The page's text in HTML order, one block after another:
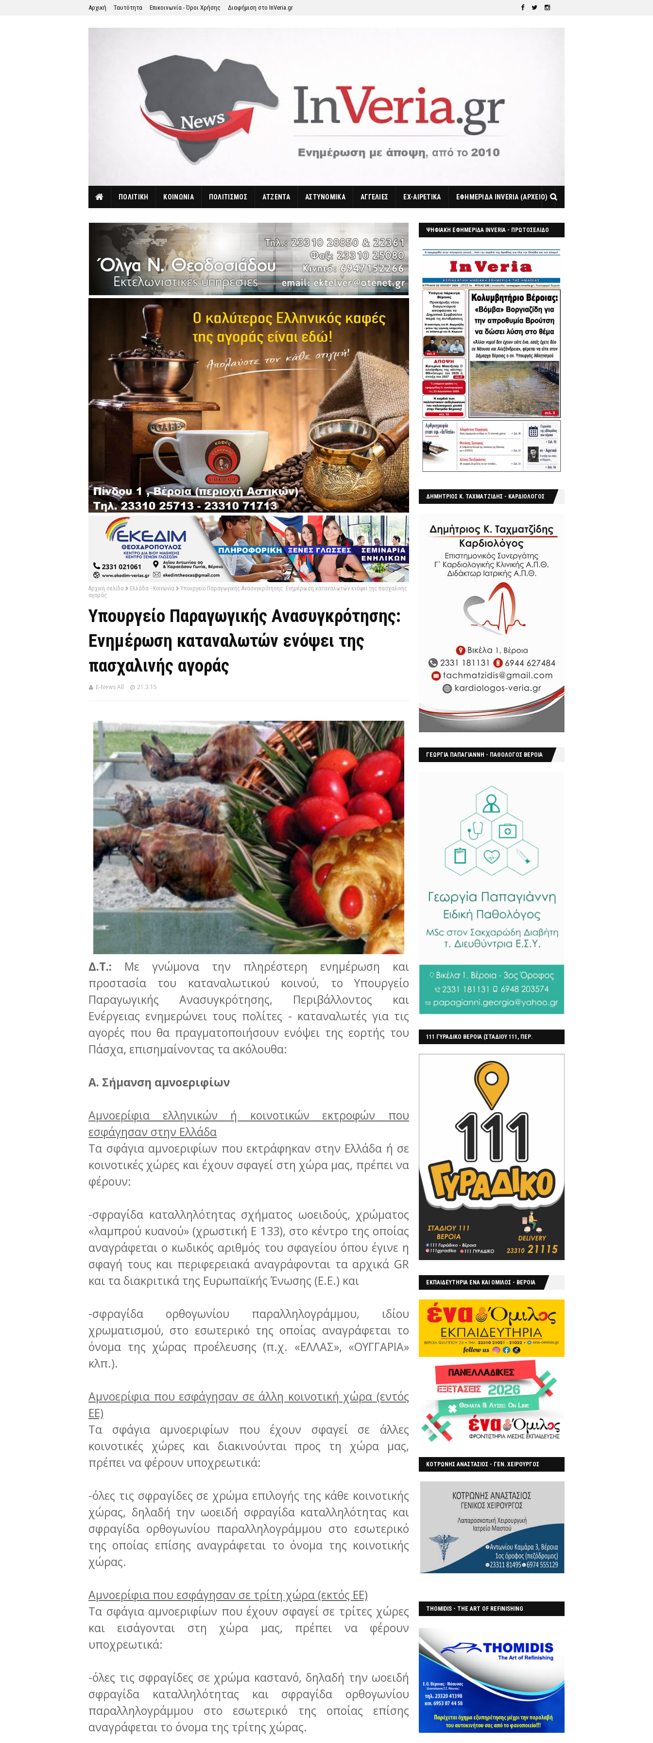
Αρχική Ταυτότητα Επικοινωνία - Όροι Χρήσης Διαφήμιση στο InVeria.gr
ΠΟΛΙΤΙΚΗ ΚΟΙΝΩΝΙΑ ΠΟΛΙΤΙΣΜΟΣ ΑΤΖΕΝΤΑ ΑΣΤΥΝΟΜΙΚΑ ΑΓΓΕΛΙΕΣ EX-ΑΙΡΕΤΙΚΑ ΕΦΗΜΕΡΙΔΑ INVERIA (ΑΡΧΕΙΟ)
Αρχική σελίδα Ελλάδα - Κοινωνία
Υπουργείο Παραγωγικής Ανασυγκρότησης: Ενημέρωση καταναλωτών ενόψει της πασχαλινής
αγοράς
Υπουργείο Παραγωγικής Ανασυγκρότησης:
Ενημέρωση καταναλωτών ενόψει της
πασχαλινής αγοράς
E-News All 21.3.15
Δ.Τ.: Με γνώμονα την πληρέστερη ενημέρωση και
προστασία του καταναλωτικού κοινού, το Υπουργείο
Παραγωγικής Ανασυγκρότησης, Περιβάλλοντος και
Ενέργειας ενημερώνει τους πολίτες - καταναλωτές για τις
αγορές που θα πραγματοποιήσουν ενόψει της εορτής του
Πάσχα, επισημαίνοντας τα ακόλουθα:
Α. Σήμανση αμνοεριφίων
Αμνοερίφια ελληνικών ή κοινοτικών εκτροφών που
εσφάγησαν στην Ελλάδα
Τα σφάγια αμνοεριφίων που εκτράφηκαν στην Ελλάδα ή σε
κοινοτικές χώρες και έχουν σφαγεί στη χώρα μας, πρέπει να
φέρουν:
-σφραγίδα καταλληλότητας σχήματος ωοειδούς, χρώματος
«λαμπρού κυανού» (χρωστική Ε 133), στο κέντρο της οποίας
αναγράφεται ο κωδικός αριθμός του σφαγείου όπου έγινε η
σφαγή τους και περιφερειακά αναγράφονται τα αρχικά GR
και τα διακριτικά της Ευρωπαϊκής Ένωσης (Ε.Ε.) και
-σφραγίδα ορθογωνίου παραλληλογράμμου, ιδίου
χρωματισμού, στο εσωτερικό της οποίας αναγράφεται το
όνομα της χώρας προέλευσης (π.χ. «ΕΛΛΑΣ», «ΟΥΓΓΑΡΙΑ»
κλπ.).
Αμνοερίφια που εσφάγησαν σε άλλη κοινοτική χώρα (εντός
ΕΕ)
Τα σφάγια αμνοεριφίων που έχουν σφαγεί σε άλλες
κοινοτικές χώρες και διακινούνται προς τη χώρα μας,
πρέπει να φέρουν υποχρεωτικά:
-όλες τις σφραγίδες σε χρώμα επιλογής της κάθε κοινοτικής
χώρας, δηλαδή την ωοειδή σφραγίδα καταλληλότητας και
σφραγίδα ορθογωνίου παραλληλογράμμου στο εσωτερικό
της οποίας επίσης αναγράφεται το όνομα της κοινοτικής
χώρας.
Αμνοερίφια που εσφάγησαν σε τρίτη χώρα (εκτός ΕΕ)
Τα σφάγια αμνοεριφίων που έχουν σφαγεί σε τρίτες χώρες
και εισάγονται στη χώρα μας, πρέπει να φέρουν
υποχρεωτικά:
-όλες τις σφραγίδες σε χρώμα καστανό, δηλαδή την ωοειδή
σφραγίδα καταλληλότητας και σφραγίδα ορθογωνίου
παραλληλογράμμου στο εσωτερικό της οποίας επίσης
αναγράφεται το όνομα της τρίτης χώρας.
ΨΗΦΙΑΚΗ ΕΦΗΜΕΡΙΔΑ INVERIA - ΠΡΩΤΟΣΕΛΙΔΟ
ΔΗΜΗΤΡΙΟΣ Κ. ΤΑΧΜΑΤΖΙΔΗΣ - ΚΑΡΔΙΟΛΟΓΟΣ
ΓΕΩΡΓΙΑ ΠΑΠΑΓΙΑΝΝΗ - ΠΑΘΟΛΟΓΟΣ ΒΕΡΟΙΑ
111 ΓΥΡΑΔΙΚΟ ΒΕΡΟΙΑ (ΣΤΑΔΙΟΥ 111, ΠΕΡ.
ΕΚΠΑΙΔΕΥΤΗΡΙΑ ΕΝΑ ΚΑΙ ΟΜΙΛΟΣ - ΒΕΡΟΙΑ
ΚΟΤΡΩΝΗΣ ΑΝΑΣΤΑΣΙΟΣ - ΓΕΝ. ΧΕΙΡΟΥΡΓΟΣ
THOMIDIS - THE ART OF REFINISHING